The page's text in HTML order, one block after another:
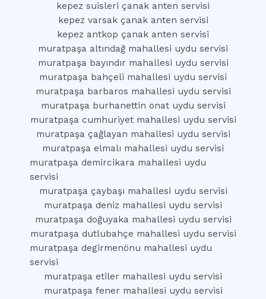
kepez suisleri çanak anten servisi
kepez varsak çanak anten servisi
kepez antkop çanak anten servisi
muratpaşa altındağ mahallesi uydu servisi
muratpaşa bayındır mahallesi uydu servisi
muratpaşa bahçeli mahallesi uydu servisi
muratpaşa barbaros mahallesi uydu servisi
muratpaşa burhanettin onat uydu servisi
muratpaşa cumhuriyet mahallesi uydu servisi
muratpaşa çağlayan mahallesi uydu servisi
muratpaşa elmalı mahallesi uydu servisi
muratpaşa demircikara mahallesi uydu
servisi
muratpaşa çaybaşı mahallesi uydu servisi
muratpaşa deniz mahallesi uydu servisi
muratpaşa doğuyaka mahallesi uydu servisi
muratpaşa dutlubahçe mahallesi uydu servisi
muratpaşa degirmenönu mahallesi uydu
servisi
muratpaşa etiler mahallesi uydu servisi
muratpaşa fener mahallesi uydu servisi